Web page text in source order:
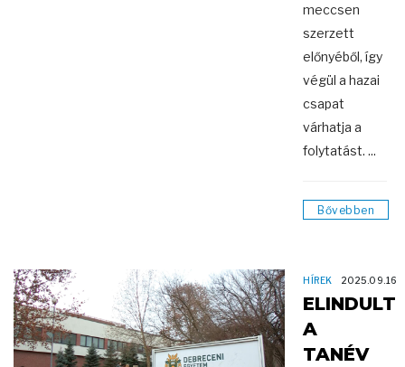
meccsen
szerzett
előnyéből, így
végül a hazai
csapat
várhatja a
folytatást. ...
Bővebben
HÍREK 2025.09.16
ELINDULT
A
TANÉV